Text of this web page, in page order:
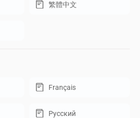
繁體中文
Français
Русский